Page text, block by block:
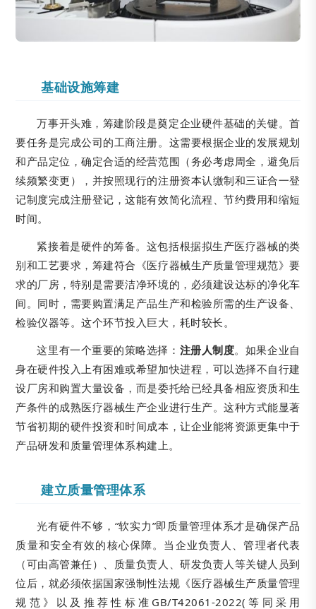
基础设施筹建
万事开头难，筹建阶段是奠定企业硬件基础的关键。首
要任务是完成公司的工商注册。这需要根据企业的发展规划
和产品定位，确定合适的经营范围（务必考虑周全，避免后
续频繁变更），并按照现行的注册资本认缴制和三证合一登
记制度完成注册登记，这能有效简化流程、节约费用和缩短
时间。
紧接着是硬件的筹备。这包括根据拟生产医疗器械的类
别和工艺要求，筹建符合《医疗器械生产质量管理规范》要
求的厂房，特别是需要洁净环境的，必须建设达标的净化车
间。同时，需要购置满足产品生产和检验所需的生产设备、
检验仪器等。这个环节投入巨大，耗时较长。
这里有一个重要的策略选择： 注册人制度。如果企业自
身在硬件投入上有困难或希望加快进程，可以选择不自行建
设厂房和购置大量设备，而是委托给已经具备相应资质和生
产条件的成熟医疗器械生产企业进行生产。这种方式能显著
节省初期的硬件投资和时间成本，让企业能将资源更集中于
产品研发和质量管理体系构建上。
建立质量管理体系
光有硬件不够，“软实力”即质量管理体系才是确保产品
质量和安全有效的核心保障。当企业负责人、管理者代表
（可由高管兼任）、质量负责人、研发负责人等关键人员到
位后，就必须依据国家强制性法规《医疗器械生产质量管理
规范》以及推荐性标准GB/T42061-2022(等同采用